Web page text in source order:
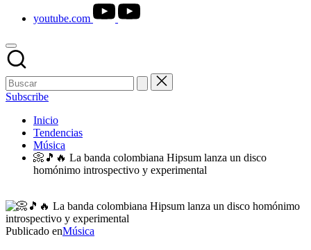
youtube.com
Subscribe
Inicio
Tendencias
Música
📀🎵🔥 La banda colombiana Hipsum lanza un disco
homónimo introspectivo y experimental
Publicado enMúsica